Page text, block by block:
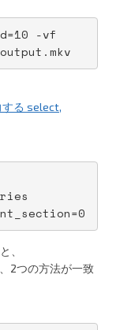
-vf
する select,
、
2つの方法が一致